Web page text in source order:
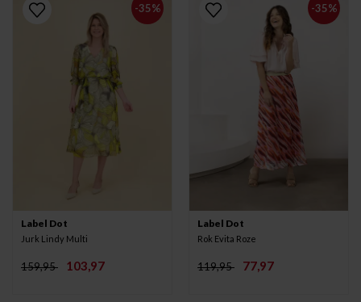
-35%
Label Dot
Jurk Lindy Multi
159,95 103,97
-35%
Label Dot
Rok Evita Roze
119,95 77,97